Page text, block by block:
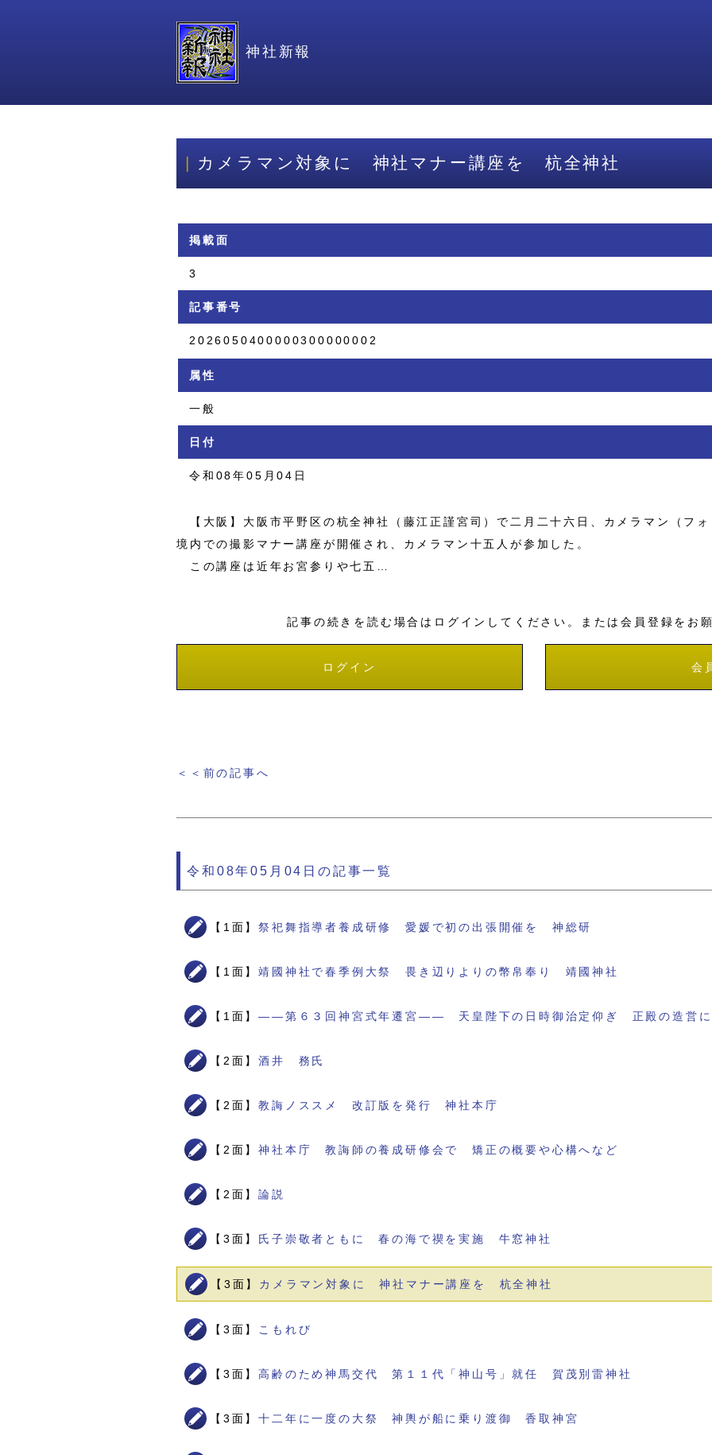
神社新報
カメラマン対象に 神社マナー講座を 杭全神社
掲載面
3
記事番号
2026050400000300000002
属性
一般
日付
令和08年05月04日
【大阪】大阪市平野区の杭全神社（藤江正謹宮司）で二月二十六日、カメラマン（フ
境内での撮影マナー講座が開催され、カメラマン十五人が参加した。
この講座は近年お宮参りや七五…
記事の続きを読む場合はログインしてください。または会員登録をお
ログイン 会
＜＜前の記事へ
令和08年05月04日の記事一覧
【1面】祭祀舞指導者養成研修 愛媛で初の出張開催を 神総研
【1面】靖國神社で春季例大祭 畏き辺りよりの幣帛奉り 靖國神社
【1面】――第６３回神宮式年遷宮―― 天皇陛下の日時御治定仰ぎ 正殿の造営に
【2面】酒井 務氏
【2面】教誨ノススメ 改訂版を発行 神社本庁
【2面】神社本庁 教誨師の養成研修会で 矯正の概要や心構へなど
【2面】論説
【3面】 氏子崇敬者ともに 春の海で禊を実施 牛窓神社
【3面】 カメラマン対象に 神社マナー講座を 杭全神社
【3面】 こもれび
【3面】高齢のため神馬交代 第１１代「神山号」就任 賀茂別雷神社
【3面】十二年に一度の大祭 神輿が船に乗り渡御 香取神宮